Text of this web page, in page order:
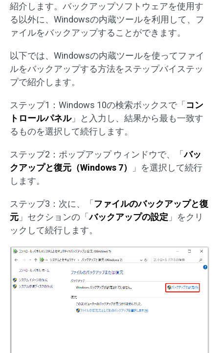
紹介します。バックアップソフトウェアを使用す
る以外に、Windowsの内蔵ツールを利用して、フ
ァイルをバックアップすることができます。
以下では、Windowsの内蔵ツールを使ってファイ
ルをバックアップする方法をステップバイステッ
プで紹介します。
ステップ1：Windows 10の検索ボックスで「 コン
トロールパネル」と入力し、結果から最も一致す
るものを選択して続行します。
ステップ2：ポップアップ ウィンドウで、「バッ
クアップと復元（Windows 7）
」を選択して続行
します。
ステップ3：次に、「 ファイルのバックアップと復
元 」セクションの「バックアップの設定 」をクリ
ックして続行します。